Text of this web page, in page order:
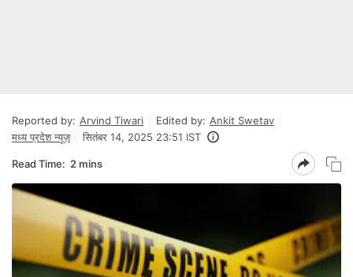
Reported by: Arvind Tiwari Edited by: Ankit Swetav
मध्य प्रदेश न्यूज़
सितंबर 14, 2025 23:51 IST
Read Time: 2 mins